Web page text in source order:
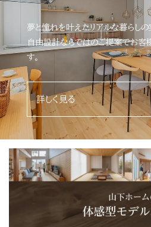
夢と憧れを叶えたリアルな暮らしの
自由設計ならではのご提案でお客
す。
詳しく見る